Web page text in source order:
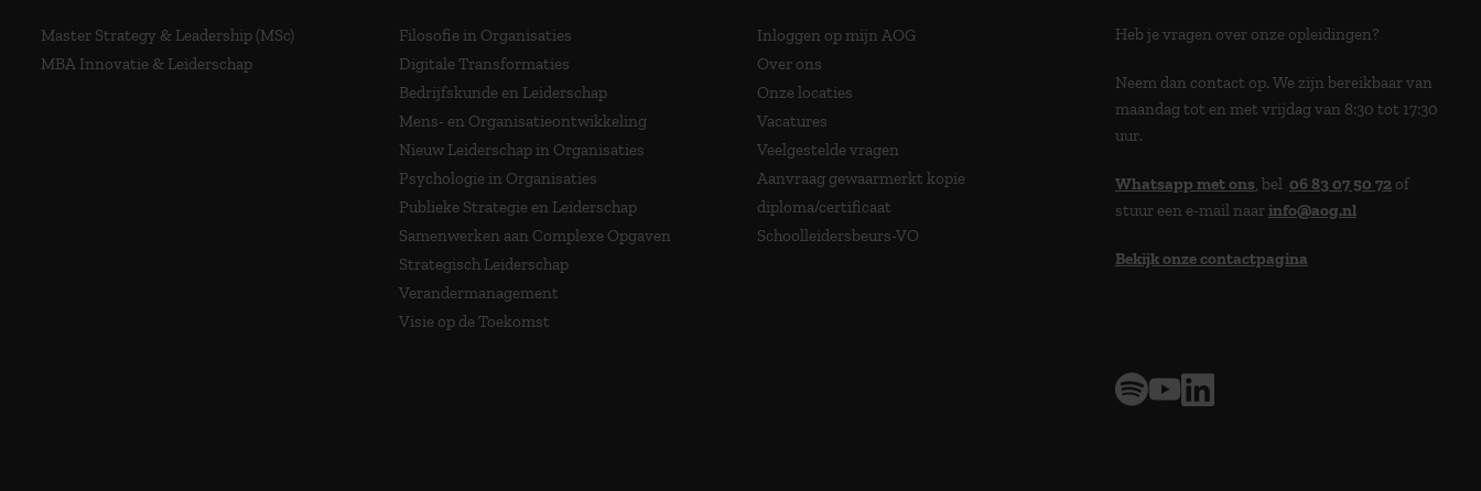
Master Strategy & Leadership (MSc)
MBA Innovatie & Leiderschap
Filosofie in Organisaties
Digitale Transformaties
Bedrijfskunde en Leiderschap
Mens- en Organisatieontwikkeling
Nieuw Leiderschap in Organisaties
Psychologie in Organisaties
Publieke Strategie en Leiderschap
Samenwerken aan Complexe Opgaven
Strategisch Leiderschap
Verandermanagement
Visie op de Toekomst
Inloggen op mijn AOG
Over ons
Onze locaties
Vacatures
Veelgestelde vragen
Aanvraag gewaarmerkt kopie
diploma/certificaat
Schoolleidersbeurs-VO
Heb je vragen over onze opleidingen?
Neem dan contact op. We zijn bereikbaar van
maandag tot en met vrijdag van 8:30 tot 17:30
uur.
Whatsapp met ons, bel 06 83 07 50 72 of
stuur een e-mail naarinfo@aog.nl
Bekijk onze contactpagina